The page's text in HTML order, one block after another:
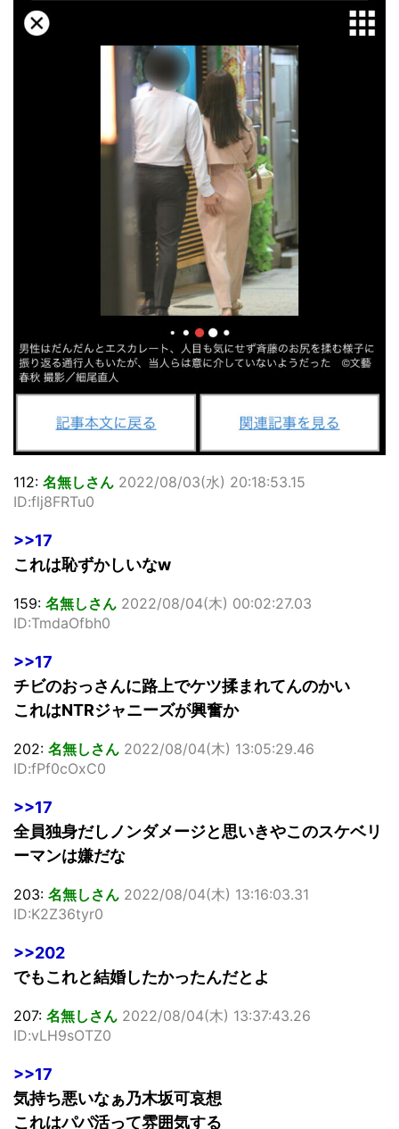
112: 名無しさん 2022/08/03(水) 20:18:53.15
ID:flj8FRTu0
>>17
これは恥ずかしいなw
159: 名無しさん 2022/08/04(木) 00:02:27.03
ID:TmdaOfbh0
>>17
チビのおっさんに路上でケツ揉まれてんのかい
これはNTRジャニーズが興奮か
202: 名無しさん 2022/08/04(木) 13:05:29.46
ID:fPf0cOxC0
>>17
全員独身だしノンダメージと思いきやこのスケベリ
ーマンは嫌だな
203: 名無しさん 2022/08/04(木) 13:16:03.31
ID:K2Z36tyr0
>>202
でもこれと結婚したかったんだとよ
207: 名無しさん 2022/08/04(木) 13:37:43.26
ID:vLH9sOTZ0
>>17
気持ち悪いなぁ乃木坂可哀想
これはパパ活って雰囲気する